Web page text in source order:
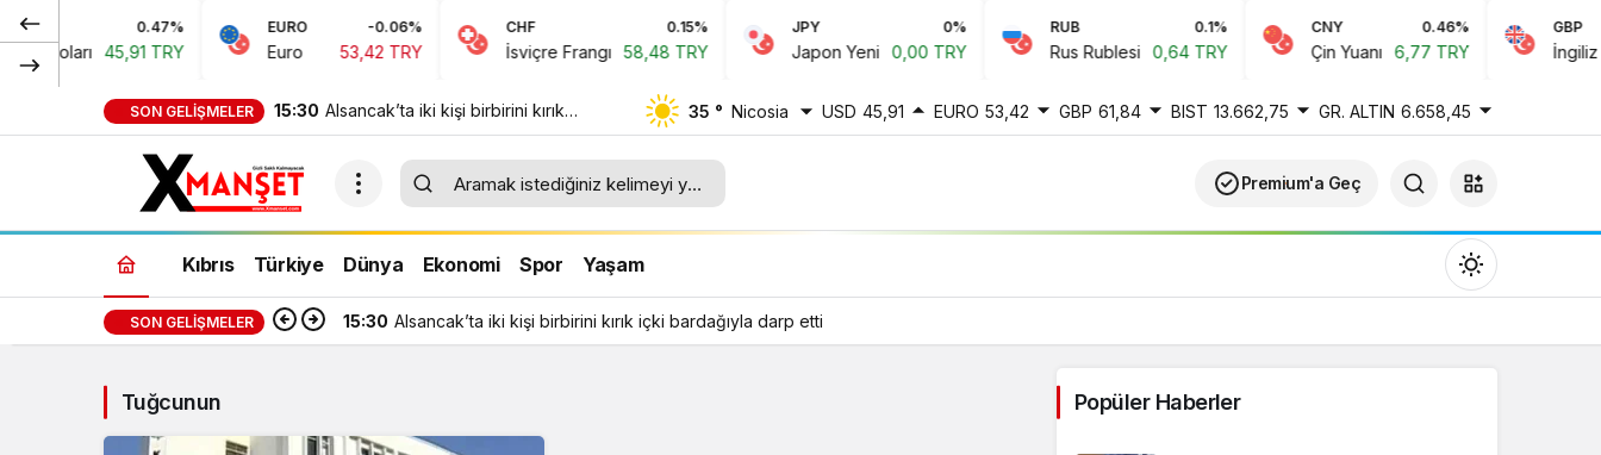
0.47%
Doları 45,91 TRY
EURO -0.06%
Euro 53,42 TRY
CHF 0.15%
İsviçre Frangı 58,48 TRY Japon Yeni 0,00 TRY
RUB 0.1%
Rus Rublesi 0,64 TRY
CNY 0.46%
Çin Yuanı 6,77 TRY
GBP
İngiliz
SON GELIŞMELER 15:30 Alsancak’ta iki kişi birbirini kırık
içki bardağıyla darp etti
35 ° Nicosia USD 45,91 EURO 53,42 GBP 61,84 BIST 13.662,75 GR. ALTIN 6.658,45
Premium'a Geç
Kıbrıs Türkiye Dünya Ekonomi Spor Yaşam
SON GELIŞMELER 15:30 Alsancak’ta iki kişi birbirini kırık içki bardağıyla darp etti
Tuğcunun Popüler Haberler